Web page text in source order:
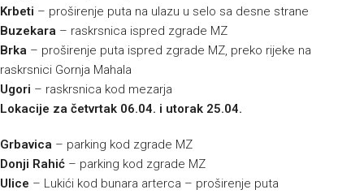
Krbeti – proširenje puta na ulazu u selo sa desne strane
Buzekara – raskrsnica ispred zgrade MZ
Brka – proširenje puta ispred zgrade MZ, preko rijeke na
raskrsnici Gornja Mahala
Ugori – raskrsnica kod mezarja
Lokacije za četvrtak 06.04. i utorak 25.04.
Grbavica – parking kod zgrade MZ
Donji Rahić – parking kod zgrade MZ
Ulice – Lukići kod bunara arterca – proširenje puta